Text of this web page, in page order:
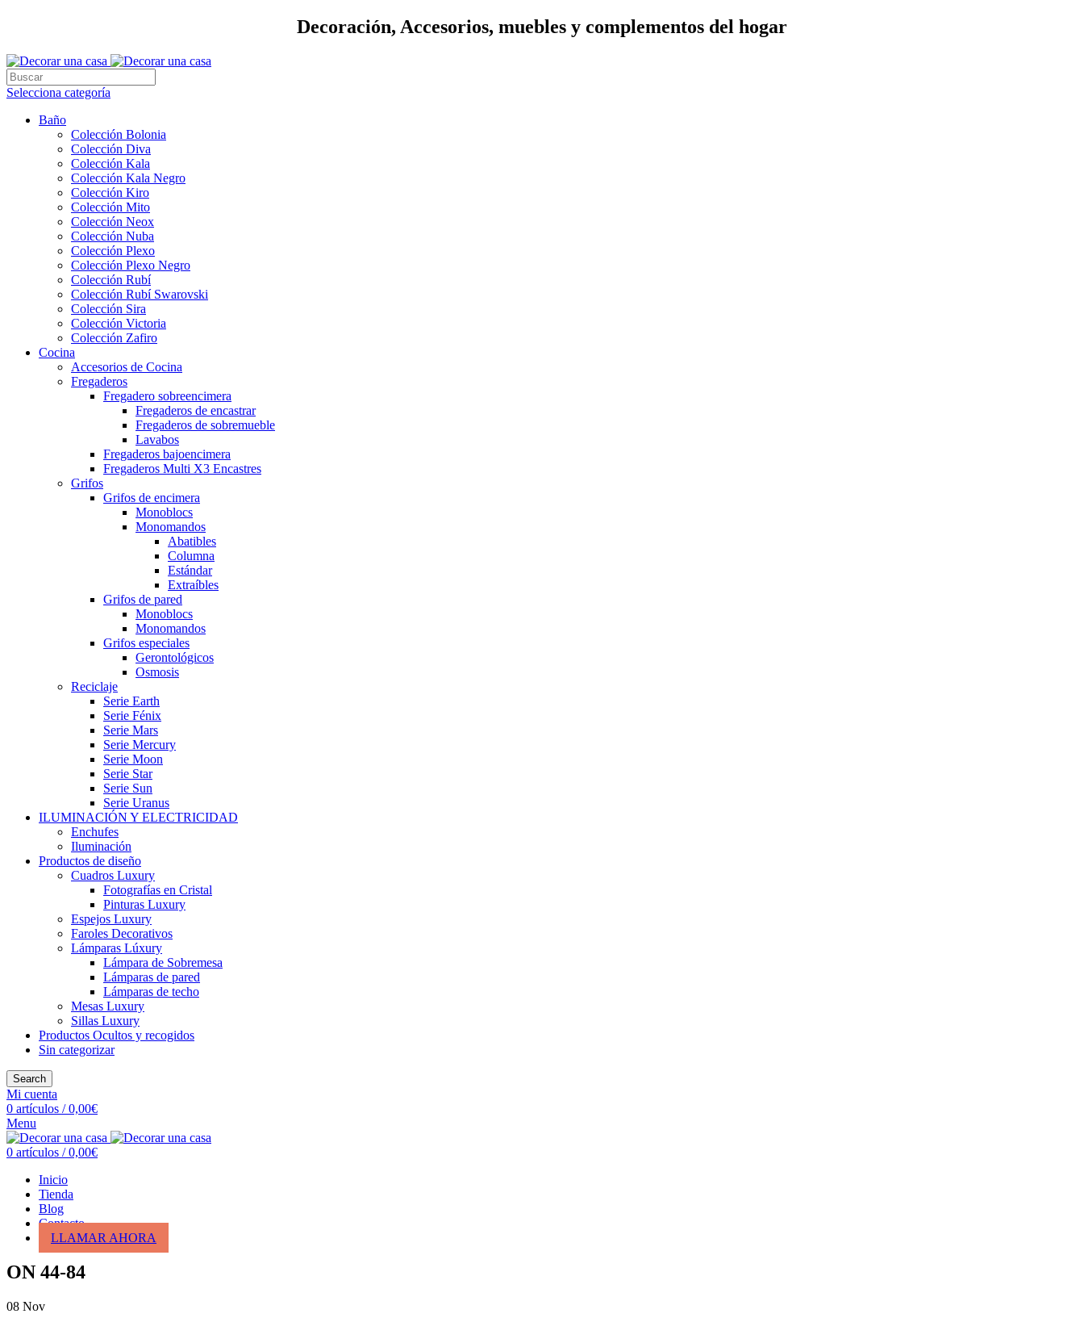
Decoración, Accesorios, muebles y complementos del hogar
Selecciona categoría
Baño
Colección Bolonia
Colección Diva
Colección Kala
Colección Kala Negro
Colección Kiro
Colección Mito
Colección Neox
Colección Nuba
Colección Plexo
Colección Plexo Negro
Colección Rubí
Colección Rubí Swarovski
Colección Sira
Colección Victoria
Colección Zafiro
Cocina
Accesorios de Cocina
Fregaderos
Fregadero sobreencimera
Fregaderos de encastrar
Fregaderos de sobremueble
Lavabos
Fregaderos bajoencimera
Fregaderos Multi X3 Encastres
Grifos
Grifos de encimera
Monoblocs
Monomandos
Abatibles
Columna
Estándar
Extraíbles
Grifos de pared
Monoblocs
Monomandos
Grifos especiales
Gerontológicos
Osmosis
Reciclaje
Serie Earth
Serie Fénix
Serie Mars
Serie Mercury
Serie Moon
Serie Star
Serie Sun
Serie Uranus
ILUMINACIÓN Y ELECTRICIDAD
Enchufes
Iluminación
Productos de diseño
Cuadros Luxury
Fotografías en Cristal
Pinturas Luxury
Espejos Luxury
Faroles Decorativos
Lámparas Lúxury
Lámpara de Sobremesa
Lámparas de pared
Lámparas de techo
Mesas Luxury
Sillas Luxury
Productos Ocultos y recogidos
Sin categorizar
Search
Mi cuenta
0 artículos / 0,00€
Menu
0 artículos / 0,00€
Inicio
Tienda
Blog
Contacto
LLAMAR AHORA
ON 44-84
08 Nov